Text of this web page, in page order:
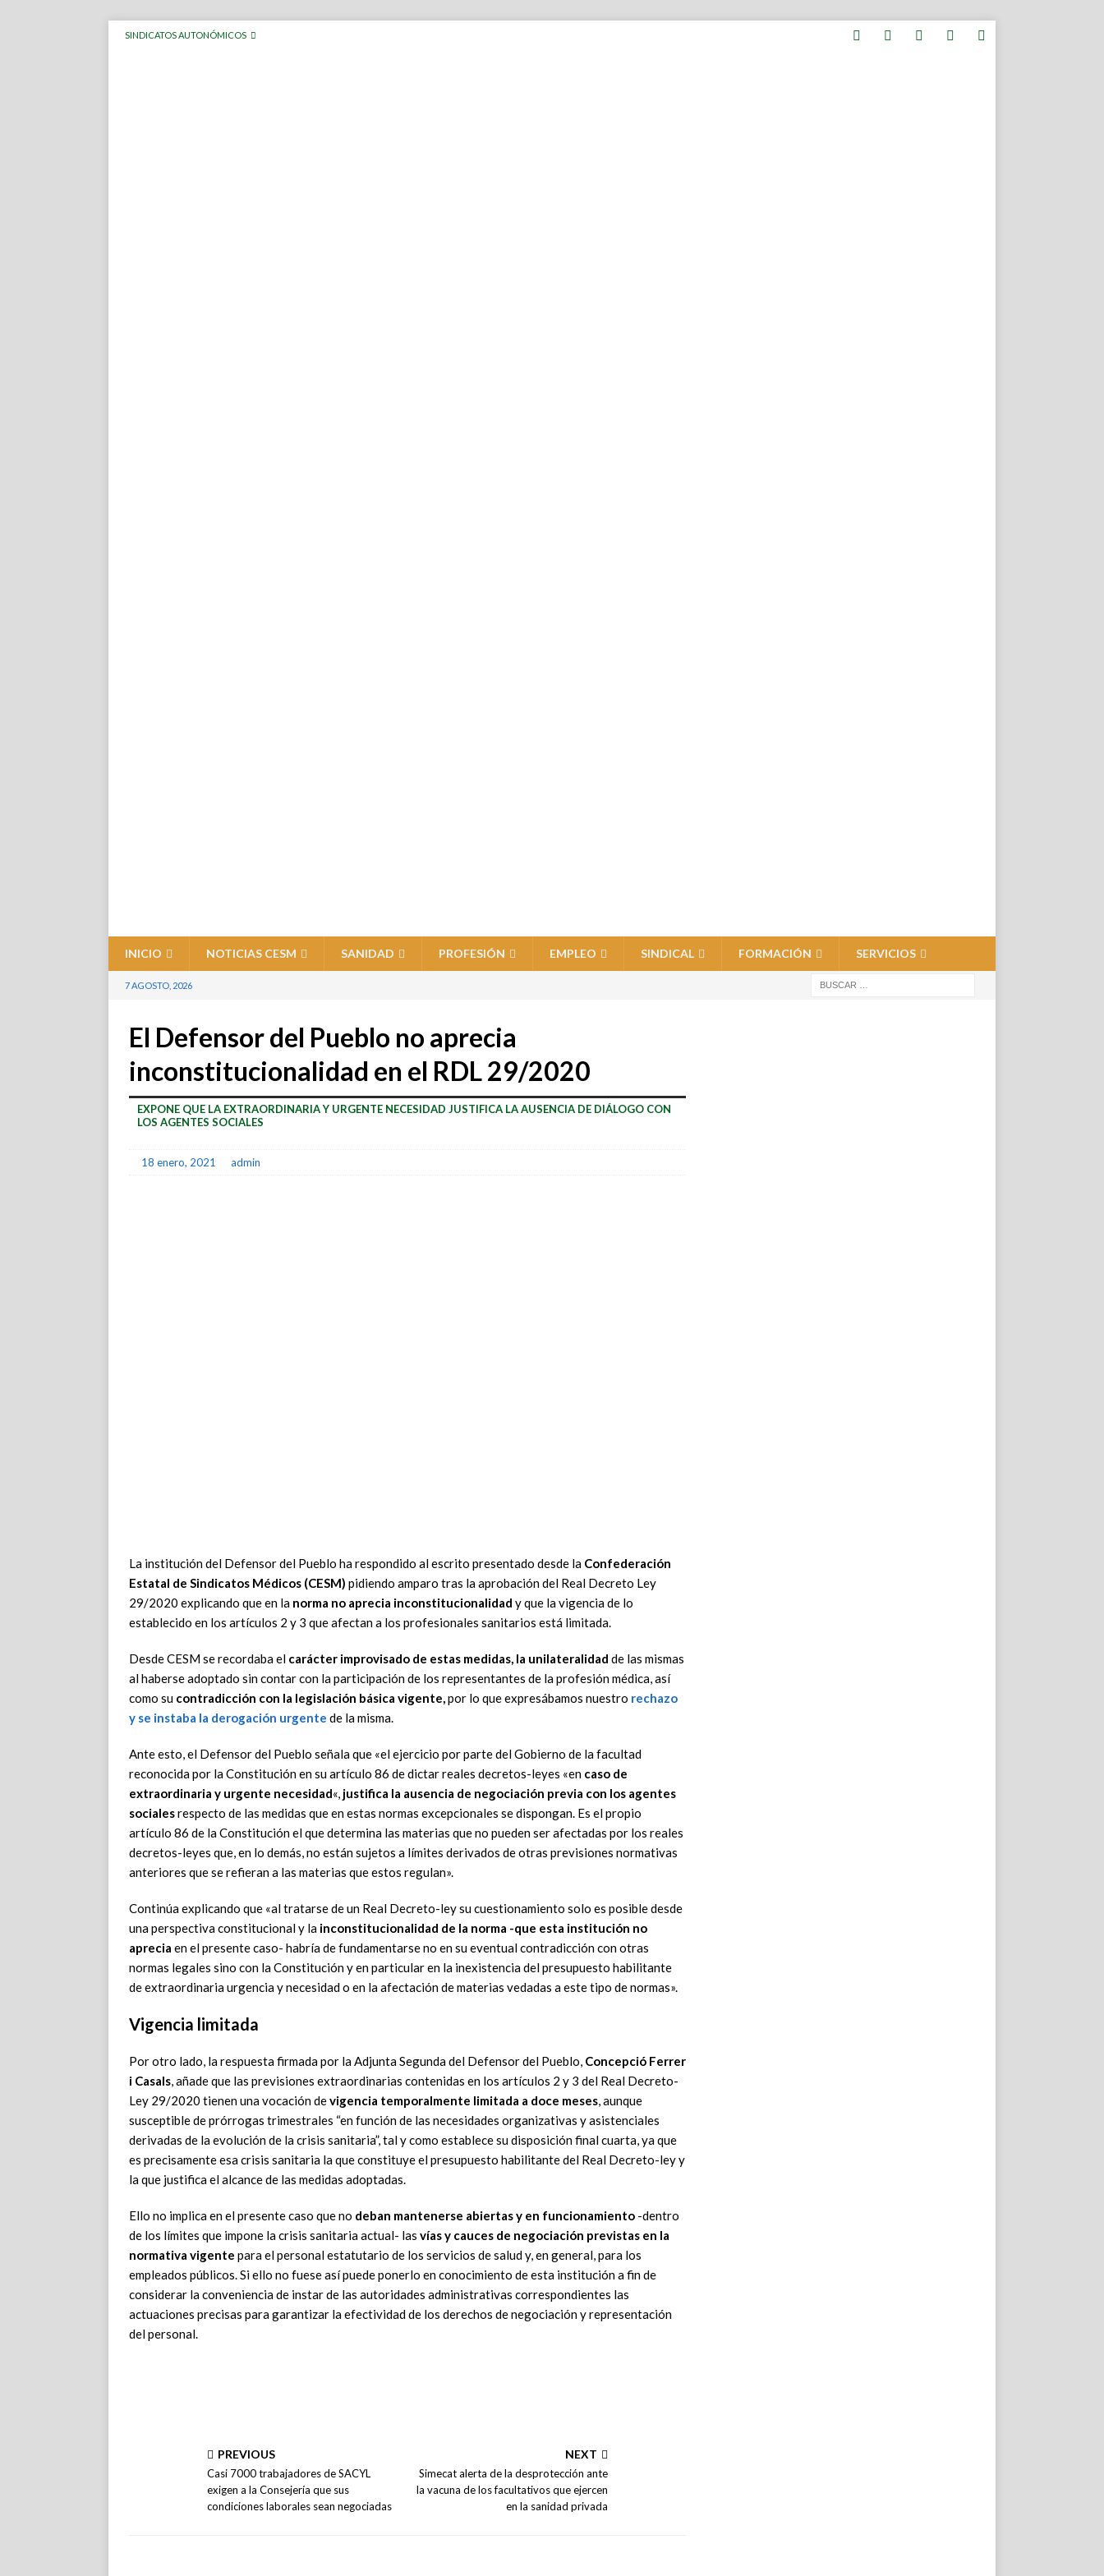
SINDICATOS AUTONÓMICOS
INICIO NOTICIAS CESM SANIDAD PROFESIÓN EMPLEO SINDICAL FORMACIÓN SERVICIOS
7 AGOSTO, 2026
El Defensor del Pueblo no aprecia
inconstitucionalidad en el RDL 29/2020
EXPONE QUE LA EXTRAORDINARIA Y URGENTE NECESIDAD JUSTIFICA LA AUSENCIA DE DIÁLOGO CON
LOS AGENTES SOCIALES
18 enero, 2021 admin
La institución del Defensor del Pueblo ha respondido al escrito presentado desde la Confederación
Estatal de Sindicatos Médicos (CESM) pidiendo amparo tras la aprobación del Real Decreto Ley
29/2020 explicando que en la norma no aprecia inconstitucionalidad y que la vigencia de lo
establecido en los artículos 2 y 3 que afectan a los profesionales sanitarios está limitada.
Desde CESM se recordaba el carácter improvisado de estas medidas, la unilateralidad de las mismas
al haberse adoptado sin contar con la participación de los representantes de la profesión médica, así
como su contradicción con la legislación básica vigente,por lo que expresábamos nuestro rechazo
y se instaba la derogación urgente de la misma.
Ante esto, el Defensor del Pueblo señala que «el ejercicio por parte del Gobierno de la facultad
reconocida por la Constitución en su artículo 86 de dictar reales decretos-leyes «en caso de
extraordinaria y urgente necesidad«, justifica la ausencia de negociación previa con los agentes
socialesrespecto de las medidas que en estas normas excepcionales se dispongan. Es el propio
artículo 86 de la Constitución el que determina las materias que no pueden ser afectadas por los reales
decretos-leyes que, en lo demás, no están sujetos a límites derivados de otras previsiones normativas
anteriores que se refieran a las materias que estos regulan».
Continúa explicando que «al tratarse de un Real Decreto-ley su cuestionamiento solo es posible desde
una perspectiva constitucional y la inconstitucionalidad de la norma -que esta institución no
aprecia en el presente caso- habría de fundamentarse no en su eventual contradicción con otras
normas legales sino con la Constitución y en particular en la inexistencia del presupuesto habilitante
de extraordinaria urgencia y necesidad o en la afectación de materias vedadas a este tipo de normas».
Vigencia limitada
Por otro lado, la respuesta firmada por la Adjunta Segunda del Defensor del Pueblo, Concepció Ferrer
i Casals, añade que las previsiones extraordinarias contenidas en los artículos 2 y 3 del Real Decreto-
Ley 29/2020 tienen una vocación devigencia temporalmente limitada a doce meses, aunque
susceptible de prórrogas trimestrales “en función de las necesidades organizativas y asistenciales
derivadas de la evolución de la crisis sanitaria”, tal y como establece su disposición final cuarta, ya que
es precisamente esa crisis sanitaria la que constituye el presupuesto habilitante del Real Decreto-ley y
la que justifica el alcance de las medidas adoptadas.
Ello no implica en el presente caso que no deban mantenerse abiertas y en funcionamiento -dentro
de los límites que impone la crisis sanitaria actual- las vías y cauces de negociación previstas en la
normativa vigente para el personal estatutario de los servicios de salud y, en general, para los
empleados públicos. Si ello no fuese así puede ponerlo en conocimiento de esta institución a fin de
considerar la conveniencia de instar de las autoridades administrativas correspondientes las
actuaciones precisas para garantizar la efectividad de los derechos de negociación y representación
del personal.
PREVIOUS
Casi 7000 trabajadores de SACYL
exigen a la Consejería que sus
condiciones laborales sean negociadas
NEXT
Simecat alerta de la desprotección ante
la vacuna de los facultativos que ejercen
en la sanidad privada